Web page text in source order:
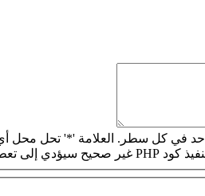
في كل سطر. العلامة '*' تحل محل